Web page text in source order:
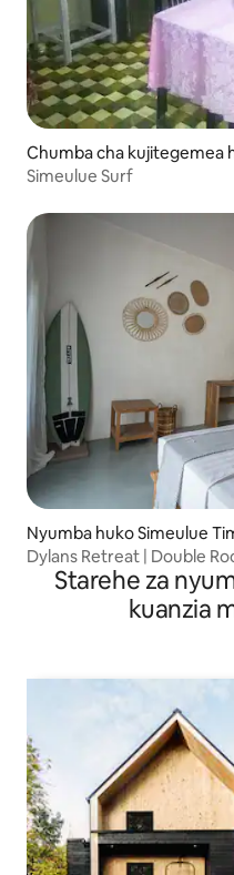
Chumba cha kujitegemea
nurung/simeulue timur
Simeulue Surf
Nyumba huko Simeulue
Dylans Retreat | Double
Starehe za
kuanzia